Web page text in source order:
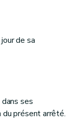
de sa
ses
présent arrêté.